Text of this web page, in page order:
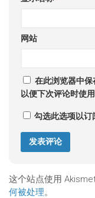
网站
在此浏览器中保
以便下次评论时使用
勾选此选项以订
这个站点使用
何被处理。